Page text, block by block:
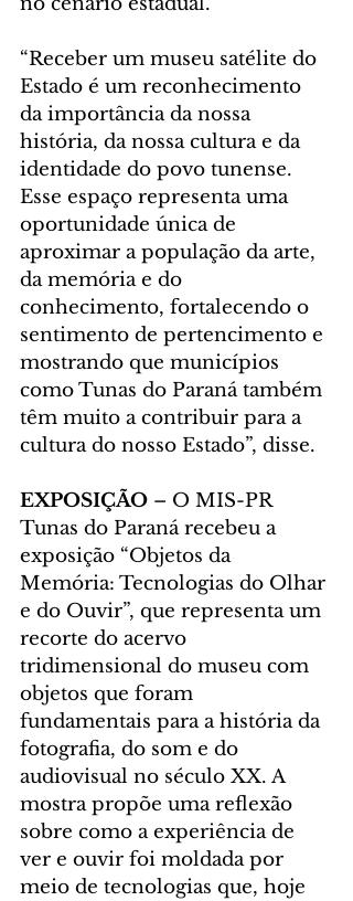
“Receber um museu satélite do
Estado é um reconhecimento
da importância da nossa
história, da nossa cultura e da
identidade do povo tunense.
Esse espaço representa uma
oportunidade única de
aproximar a população da arte,
da memória e do
conhecimento, fortalecendo o
sentimento de pertencimento e
mostrando que municípios
como Tunas do Paraná também
têm muito a contribuir para a
cultura do nosso Estado”, disse.
EXPOSIÇÃO – O MIS-PR
Tunas do Paraná recebeu a
exposição “Objetos da
Memória: Tecnologias do Olhar
e do Ouvir”, que representa um
recorte do acervo
tridimensional do museu com
objetos que foram
fundamentais para a história da
fotografia, do som e do
audiovisual no século XX. A
mostra propõe uma reflexão
sobre como a experiência de
ver e ouvir foi moldada por
meio de tecnologias que, hoje